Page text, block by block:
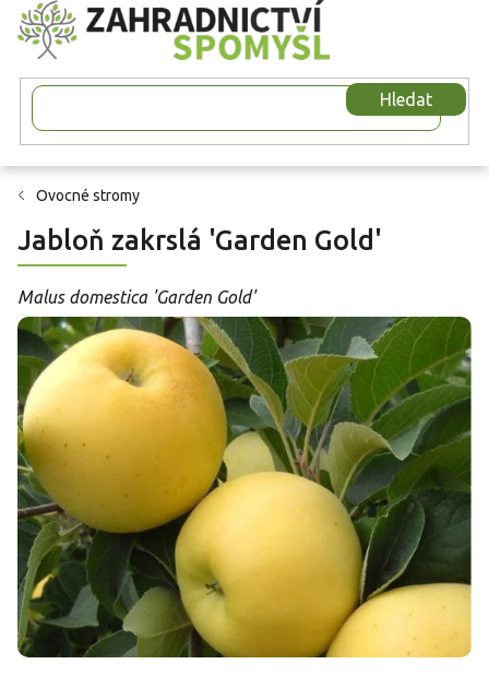
Přejít
na
obsah
Hledat
Ovocné stromy
Jabloň zakrslá 'Garden Gold'
Malus domestica 'Garden Gold'